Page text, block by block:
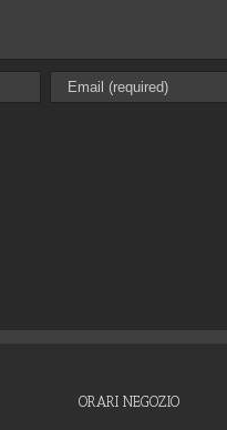
ORARI NEGOZIO